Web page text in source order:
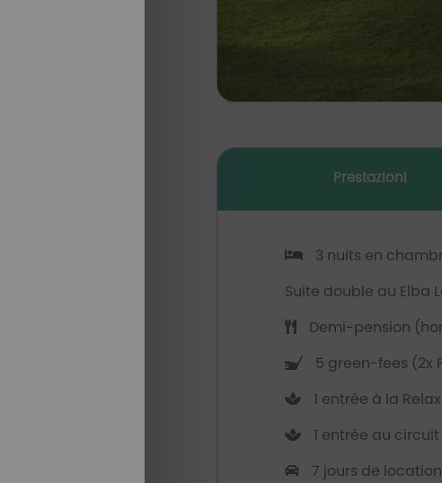
Prestazioni
3 nuits en
Suite double au Elba
Demi-pension
5 green-fees (2x
1 entrée à la
1 entrée au
7 jours de